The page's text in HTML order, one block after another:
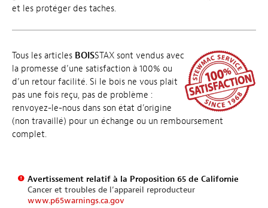
et les protéger des taches.
Tous les articles BOISSTAX sont vendus avec
la promesse d’une satisfaction à 100% ou
d’un retour facilité. Si le bois ne vous plait
pas une fois reçu, pas de problème :
renvoyez-le-nous dans son état d’origine
(non travaillé) pour un échange ou un remboursement
complet.
Avertissement relatif à la Proposition 65 de Californie
Cancer et troubles de l’appareil reproducteur
www.p65warnings.ca.gov